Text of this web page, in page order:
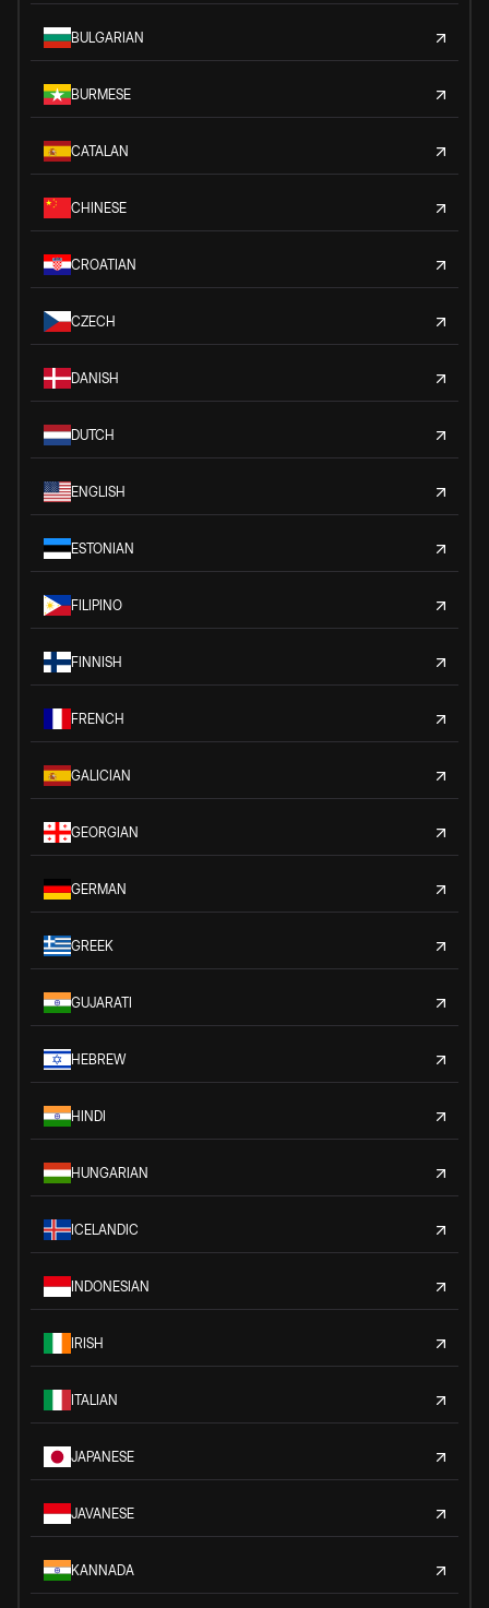
BULGARIAN
BURMESE
CATALAN
CHINESE
CROATIAN
CZECH
DANISH
DUTCH
ENGLISH
ESTONIAN
FILIPINO
FINNISH
FRENCH
GALICIAN
GEORGIAN
GERMAN
GREEK
GUJARATI
HEBREW
HINDI
HUNGARIAN
ICELANDIC
INDONESIAN
IRISH
ITALIAN
JAPANESE
JAVANESE
KANNADA